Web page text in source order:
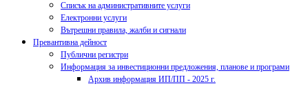
Списък на административните услуги
Електронни услуги
Вътрешни правила, жалби и сигнали
Превантивна дейност
Публични регистри
Информация за инвестиционни предложения, планове и програми
Архив информация ИП/ПП - 2025 г.